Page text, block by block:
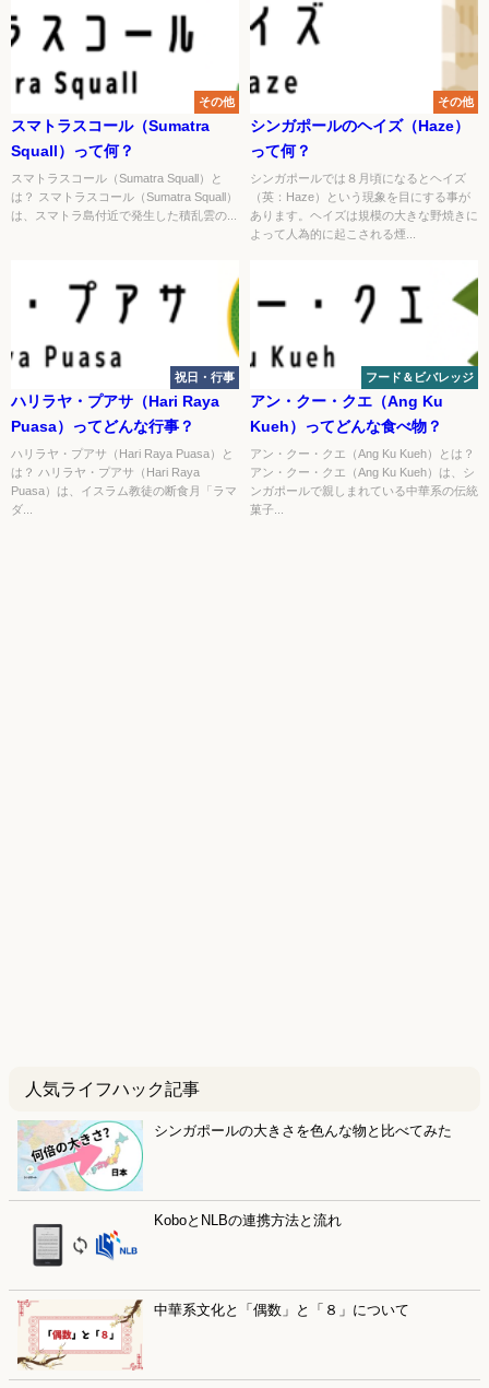
その他
スマトラスコール（Sumatra
Squall）って何？
スマトラスコール（Sumatra Squall）と
は？ スマトラスコール（Sumatra Squall）
は、スマトラ島付近で発生した積乱雲の...
その他
シンガポールのヘイズ（Haze）
って何？
シンガポールでは８月頃になるとヘイズ
（英：Haze）という現象を目にする事が
あります。ヘイズは規模の大きな野焼きに
よって人為的に起こされる煙...
祝日・行事
ハリラヤ・プアサ（Hari Raya
Puasa）ってどんな行事？
ハリラヤ・プアサ（Hari Raya Puasa）と
は？ ハリラヤ・プアサ（Hari Raya
Puasa）は、イスラム教徒の断食月「ラマ
ダ...
フード＆ビバレッジ
アン・クー・クエ（Ang Ku
Kueh）ってどんな食べ物？
アン・クー・クエ（Ang Ku Kueh）とは？
アン・クー・クエ（Ang Ku Kueh）は、シ
ンガポールで親しまれている中華系の伝統
菓子...
人気ライフハック記事
シンガポールの大きさを色んな物と比べてみた
KoboとNLBの連携方法と流れ
中華系文化と「偶数」と「８」について